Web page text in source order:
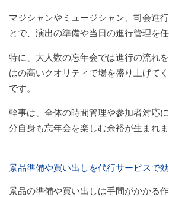
マジシャンやミュージシャン、司会進
とで、演出の準備や当日の進行管理を任
特に、大人数の忘年会では進行の流れ
はの高いクオリティで場を盛り上げて
です。
幹事は、全体の時間管理や参加者対応
分自身も忘年会を楽しむ余裕が生まれま
景品準備や買い出しを代行サービスで
景品の準備や買い出しは手間がかかる